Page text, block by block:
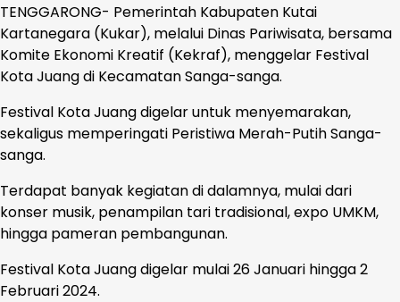
TENGGARONG- Pemerintah Kabupaten Kutai
Kartanegara (Kukar), melalui Dinas Pariwisata, bersama
Komite Ekonomi Kreatif (Kekraf), menggelar Festival
Kota Juang di Kecamatan Sanga-sanga.
Festival Kota Juang digelar untuk menyemarakan,
sekaligus memperingati Peristiwa Merah-Putih Sanga-
sanga.
Terdapat banyak kegiatan di dalamnya, mulai dari
konser musik, penampilan tari tradisional, expo UMKM,
hingga pameran pembangunan.
Festival Kota Juang digelar mulai 26 Januari hingga 2
Februari 2024.